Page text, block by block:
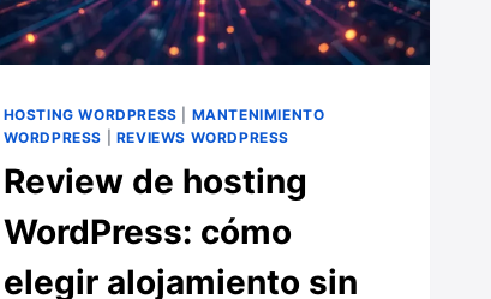
HOSTING WORDPRESS
MANTENIMIENTO
WORDPRESS
REVIEWS WORDPRESS
Review de hosting
WordPress: cómo
elegir alojamiento sin